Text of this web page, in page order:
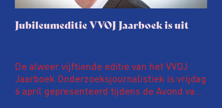
Jubileumeditie VVOJ Jaarboek is uit
De alweer vijftiende editie van het VVOJ
Jaarboek Onderzoeksjournalistiek is vrijdag
6 april gepresenteerd tijdens de Avond van